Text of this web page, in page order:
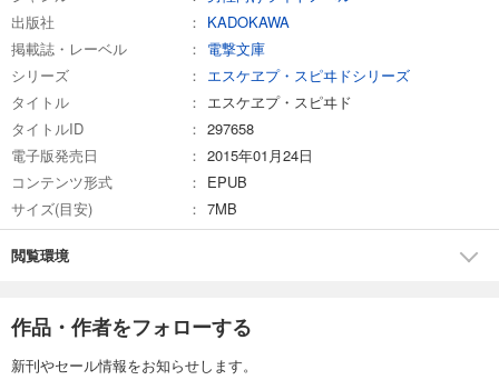
出版社
KADOKAWA
掲載誌・レーベル
電撃文庫
シリーズ
エスケヱプ・スピヰドシリーズ
タイトル
エスケヱプ・スピヰド
タイトルID
297658
電子版発売日
2015年01月24日
コンテンツ形式
EPUB
サイズ(目安)
7MB
閲覧環境
作品・作者をフォローする
新刊やセール情報をお知らせします。